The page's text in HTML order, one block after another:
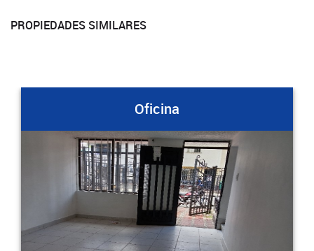
PROPIEDADES SIMILARES
Oficina